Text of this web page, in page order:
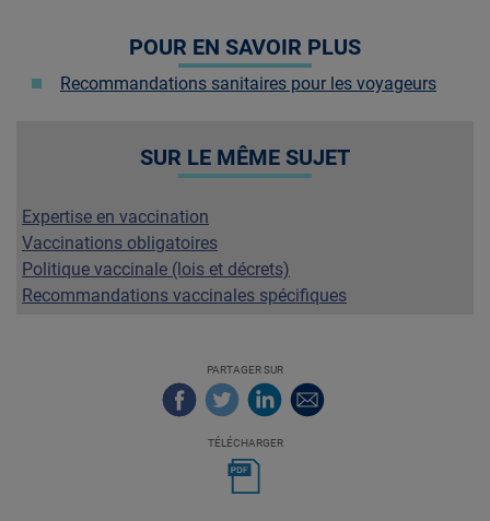
PARTAGER SUR
TÉLÉCHARGER
POUR EN SAVOIR PLUS
Recommandations sanitaires pour les voyageurs
SUR LE MÊME SUJET
Expertise en vaccination
Vaccinations obligatoires
Politique vaccinale (lois et décrets)
Recommandations vaccinales spécifiques